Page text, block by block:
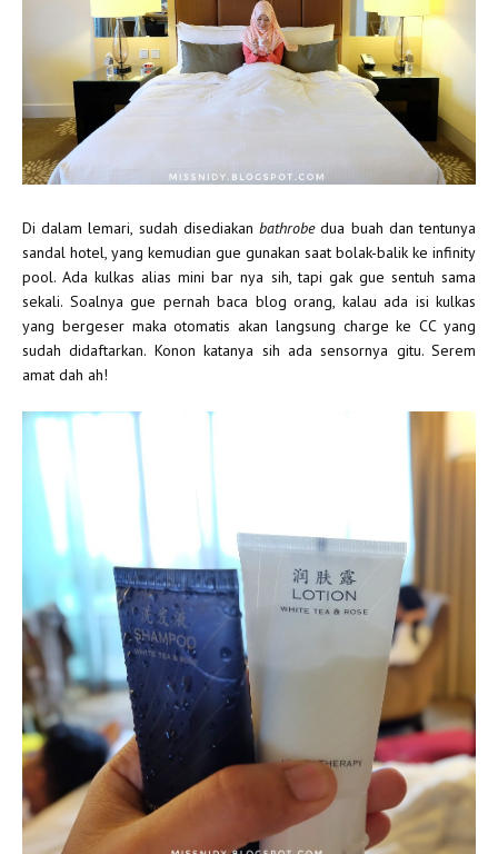
Di dalam lemari, sudah disediakanbathrobedua buah dan tentunya
sandal hotel, yang kemudian gue gunakan saat bolak-balik ke infinity
pool. Ada kulkas alias mini bar nya sih, tapi gak gue sentuh sama
sekali. Soalnya gue pernah baca blog orang, kalau ada isi kulkas
yang bergeser maka otomatis akan langsung charge ke CC yang
sudah didaftarkan. Konon katanya sih ada sensornya gitu. Serem
amat dah ah!